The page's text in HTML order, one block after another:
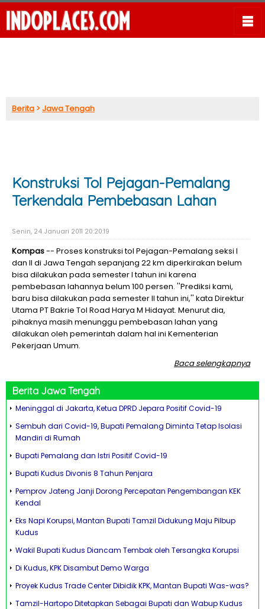
Berita >Jawa Tengah
Konstruksi Tol Pejagan-Pemalang
Terkendala Pembebasan Lahan
Senin, 24 Januari 2011 20:20:19
Kompas-- Proses konstruksi tol Pejagan-Pemalang seksi I
dan II di Jawa Tengah sepanjang 22 km diperkirakan belum
bisa dilakukan pada semester I tahun ini karena
pembebasan lahannya belum 100 persen. ''Prediksi kami,
baru bisa dilakukan pada semester II tahun ini,'' kata Direktur
Utama PT Bakrie Tol Road Harya M Hidayat. Menurut dia,
pihaknya masih menunggu pembebasan lahan yang
dilakukan oleh pemerintah dalam hal ini Kementerian
Pekerjaan Umum.
Baca selengkapnya
Berita Jawa Tengah
Meninggal di Jakarta, Ketua DPRD Jepara Positif Covid-19
Sembuh dari Covid-19, Bupati Pemalang Diminta Tetap Isolasi
Mandiri di Rumah
Bupati Pemalang dan Istri Positif Covid-19
Bupati Kudus Divonis 8 Tahun Penjara
Pemprov Jateng Janji Dorong Percepatan Pengembangan KEK
Kendal
Eks Napi Korupsi, Mantan Bupati Tamzil Didukung Maju Pilbup
Kudus
Wakil Bupati Kudus Diancam Tembak oleh Tersangka Korupsi
Di Kudus, KPK Disambut Demo Warga
Proyek Kudus Trade Center Dibidik KPK, Mantan Bupati Was-was?
Tamzil-Hartopo Ditetapkan Sebagai Bupati dan Wabup Kudus